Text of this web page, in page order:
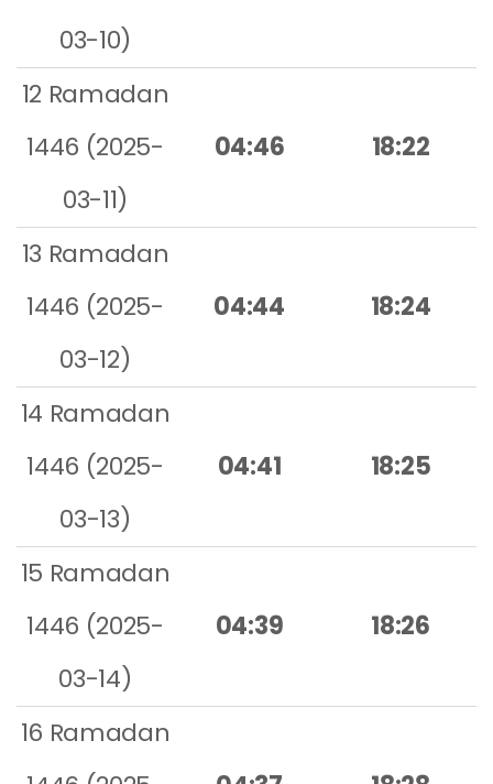
03-10)
12 Ramadan
1446 (2025-
03-11)
04:46 18:22
13 Ramadan
1446 (2025-
03-12)
04:44 18:24
14 Ramadan
1446 (2025-
03-13)
04:41 18:25
15 Ramadan
1446 (2025-
03-14)
04:39 18:26
16 Ramadan